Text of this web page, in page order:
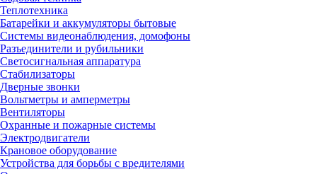
Теплотехника
Батарейки и аккумуляторы бытовые
Системы видеонаблюдения, домофоны
Разъединители и рубильники
Светосигнальная аппаратура
Стабилизаторы
Дверные звонки
Вольтметры и амперметры
Вентиляторы
Охранные и пожарные системы
Электродвигатели
Крановое оборудование
Устройства для борьбы с вредителями